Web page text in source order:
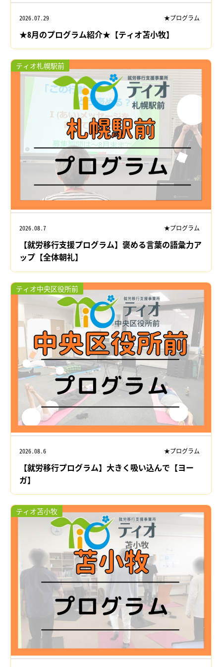
2026.07.29 ★プログラム
★8月のプログラム紹介★【ティオ苫小牧】
ティオ札幌駅前
2026.08.7 ★プログラム
【就労移行支援プログラム】褒める言葉の語彙力ア
ップ【全体朝礼】
ティオ中央区役所前
2026.08.6 ★プログラム
【就労移行プログラム】大きく吸い込んで【ヨー
ガ】
ティオ苫小牧